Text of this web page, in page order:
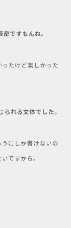
ですもんね。
たけど楽しかった
れる文体でした。
にしか書けないの
ですから。